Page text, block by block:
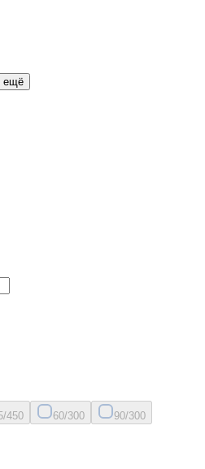
ещё
450 60/300 90/300